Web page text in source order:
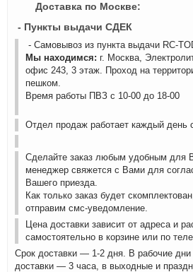
Доставка по Москве:
- Пункты выдачи СДЕК
- Самовывоз из пункта выдачи RC-
Мы находимся: г. Москва,
офис 243, 3 этаж. Проход на
пешком.
Время работы ПВЗ с 10-00 до 18-00
Отдел продаж работает каждый день
Сделайте заказ любым удобным для
менеджер свяжется с Вами для
Вашего приезда.
Как только заказ будет
отправим смс-уведомление.
Цена доставки зависит от адреса и
самостоятельно в корзине или по
Срок доставки — 1-2 дня. В рабочие
доставки — 3 часа, в выходные и